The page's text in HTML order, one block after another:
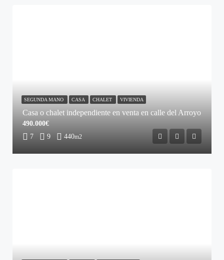
Casa o chalet independiente en venta en calle del Arroyo
7 9 440m2
490.000€
SEGUNDA MANO CASA CHALET VIVIENDA